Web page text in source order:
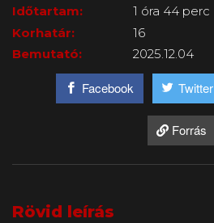
Időtartam:
1 óra 44 perc
Korhatár:
16
Bemutató:
2025.12.04
Facebook Twitter
Forrás
Rövid leírás